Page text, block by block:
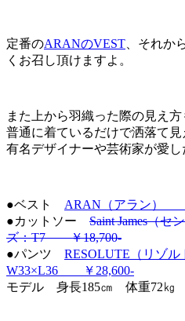
定番のARANのVEST 、それか
くお召し頂けますよ。
また上から羽織った際の見え方
普通に着ているだけで洒落て見
有名デザイナーや芸術家が愛し
●ベスト ARAN（アラン
●カットソー Saint James（
ズ：T7 ￥18,700-
●パンツ RESOLUTE（リゾ
W33×L36 ￥28,600-
モデル 身長185㎝ 体重72㎏